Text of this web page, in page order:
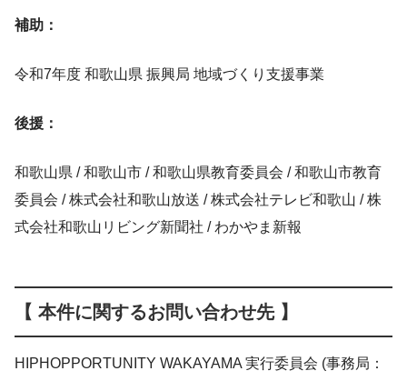
補助：
令和7年度 和歌山県 振興局 地域づくり支援事業
後援：
和歌山県 / 和歌山市 / 和歌山県教育委員会 / 和歌山市教育
委員会 / 株式会社和歌山放送 / 株式会社テレビ和歌山 / 株
式会社和歌山リビング新聞社 / わかやま新報
【 本件に関するお問い合わせ先 】
HIPHOPPORTUNITY WAKAYAMA 実行委員会 (事務局：